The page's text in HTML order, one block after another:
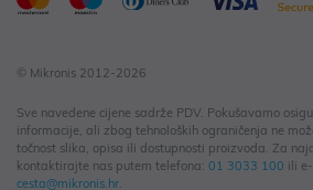
© Mikronis 2012-2026
Sve navedene cijene sadrže PDV. Pokušavamo
informacije, ali zbog tehnoloških ograničenja ne
točnost slika, opisa ili dostupnosti proizvoda. Za
kontaktirajte nas putem telefona: 01 3033 100 ili
cesta@mikronis.hr.